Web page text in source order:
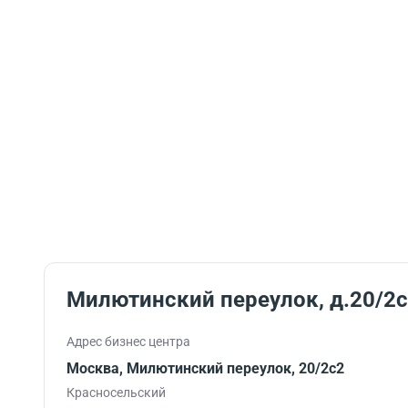
Милютинский переулок, д.20/
Адрес бизнес центра
Москва, Милютинский переулок, 20/2с2
Красносельский